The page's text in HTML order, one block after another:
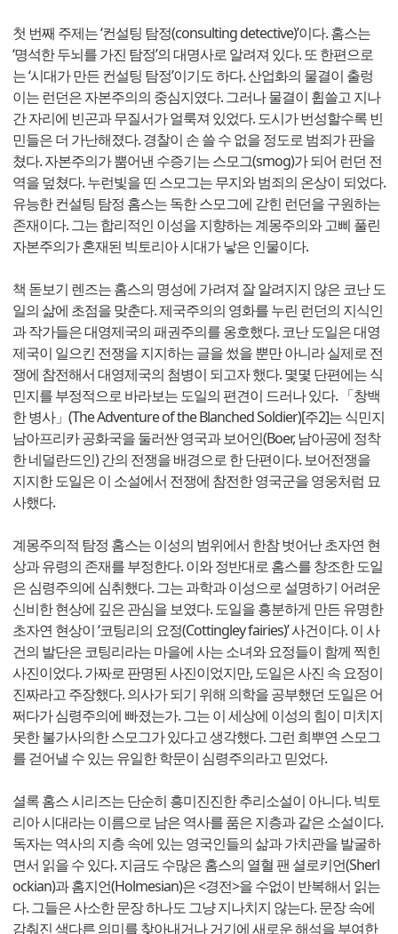
첫 번째 주제는 ‘컨설팅 탐정(consulting detective)’이다. 홈스는
‘명석한 두뇌를 가진 탐정’의 대명사로 알려져 있다. 또 한편으로
는 ‘시대가 만든 컨설팅 탐정’이기도 하다. 산업화의 물결이 출렁
이는 런던은 자본주의의 중심지였다. 그러나 물결이 휩쓸고 지나
간 자리에 빈곤과 무질서가 얼룩져 있었다. 도시가 번성할수록 빈
민들은 더 가난해졌다. 경찰이 손 쓸 수 없을 정도로 범죄가 판을
쳤다. 자본주의가 뿜어낸 수증기는 스모그(smog)가 되어 런던 전
역을 덮쳤다. 누런빛을 띤 스모그는 무지와 범죄의 온상이 되었다.
유능한 컨설팅 탐정 홈스는 독한 스모그에 갇힌 런던을 구원하는
존재이다. 그는 합리적인 이성을 지향하는 계몽주의와 고삐 풀린
자본주의가 혼재된 빅토리아 시대가 낳은 인물이다.
책 돋보기 렌즈는 홈스의 명성에 가려져 잘 알려지지 않은 코난 도
일의 삶에 초점을 맞춘다. 제국주의의 영화를 누린 런던의 지식인
과 작가들은 대영제국의 패권주의를 옹호했다. 코난 도일은 대영
제국이 일으킨 전쟁을 지지하는 글을 썼을 뿐만 아니라 실제로 전
쟁에 참전해서 대영제국의 첨병이 되고자 했다. 몇몇 단편에는 식
민지를 부정적으로 바라보는 도일의 편견이 드러나 있다. 「창백
한 병사」(The Adventure of the Blanched Soldier)[주2]는 식민지
남아프리카 공화국을 둘러싼 영국과 보어인(Boer, 남아공에 정착
한 네덜란드인) 간의 전쟁을 배경으로 한 단편이다. 보어전쟁을
지지한 도일은 이 소설에서 전쟁에 참전한 영국군을 영웅처럼 묘
사했다.
계몽주의적 탐정 홈스는 이성의 범위에서 한참 벗어난 초자연 현
상과 유령의 존재를 부정한다. 이와 정반대로 홈스를 창조한 도일
은 심령주의에 심취했다. 그는 과학과 이성으로 설명하기 어려운
신비한 현상에 깊은 관심을 보였다. 도일을 흥분하게 만든 유명한
초자연 현상이 ‘코팅리의 요정(Cottingley fairies)’ 사건이다. 이 사
건의 발단은 코팅리라는 마을에 사는 소녀와 요정들이 함께 찍힌
사진이었다. 가짜로 판명된 사진이었지만, 도일은 사진 속 요정이
진짜라고 주장했다. 의사가 되기 위해 의학을 공부했던 도일은 어
쩌다가 심령주의에 빠졌는가. 그는 이 세상에 이성의 힘이 미치지
못한 불가사의한 스모그가 있다고 생각했다. 그런 희뿌연 스모그
를 걷어낼 수 있는 유일한 학문이 심령주의라고 믿었다.
셜록 홈스 시리즈는 단순히 흥미진진한 추리소설이 아니다. 빅토
리아 시대라는 이름으로 남은 역사를 품은 지층과 같은 소설이다.
독자는 역사의 지층 속에 있는 영국인들의 삶과 가치관을 발굴하
면서 읽을 수 있다. 지금도 수많은 홈스의 열혈 팬 셜로키언(Sherl
ockian)과 홈지언(Holmesian)은 <경전>을 수없이 반복해서 읽는
다. 그들은 사소한 문장 하나도 그냥 지나치지 않는다. 문장 속에
감춰진 색다른 의미를 찾아내거나 거기에 새로운 해석을 부여한